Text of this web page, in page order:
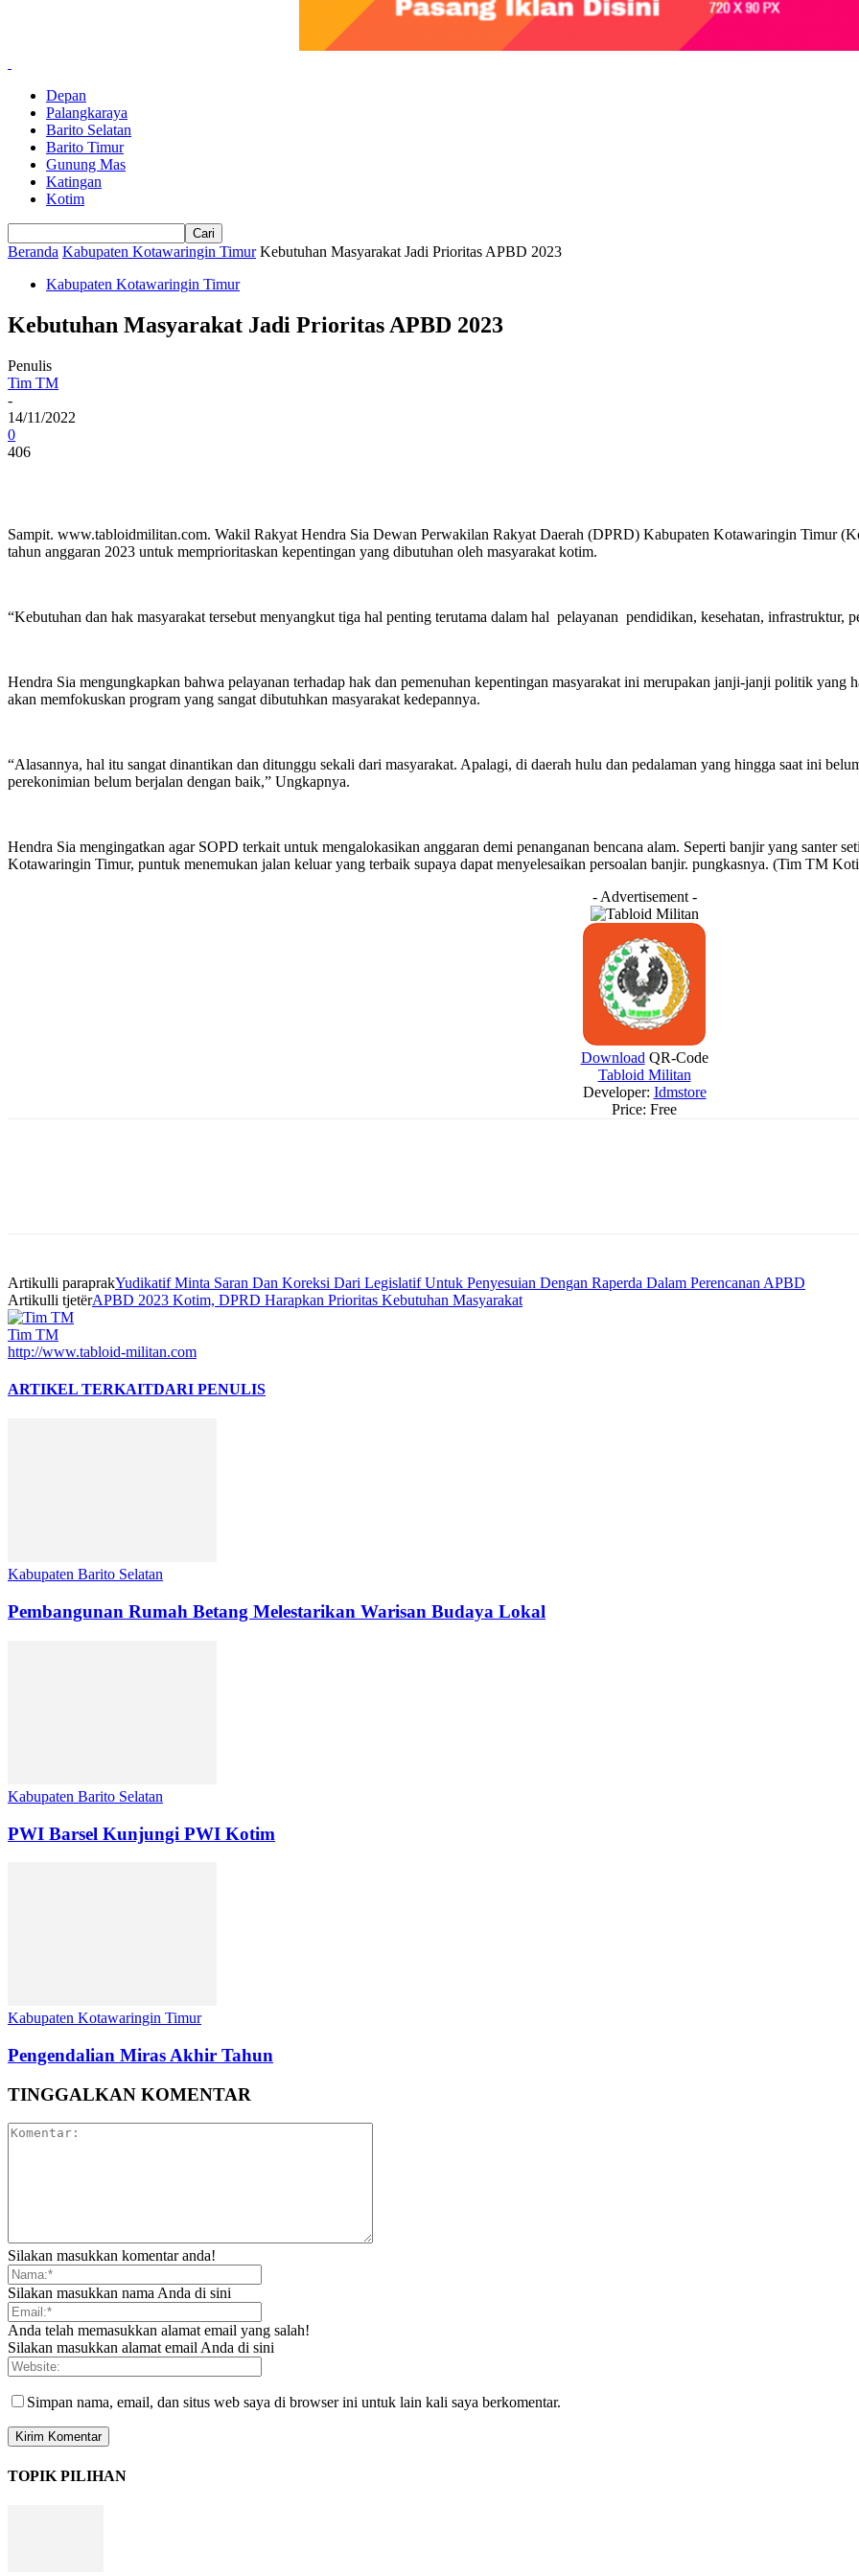
Depan
Palangkaraya
Barito Selatan
Barito Timur
Gunung Mas
Katingan
Kotim
Beranda Kabupaten Kotawaringin Timur Kebutuhan Masyarakat Jadi Prioritas APBD 2023
Kabupaten Kotawaringin Timur
Kebutuhan Masyarakat Jadi Prioritas APBD 2023
Penulis
Tim TM
-
14/11/2022
0
406
Sampit. www.tabloidmilitan.com. Wakil Rakyat Hendra Sia Dewan Perwakilan Rakyat Daerah (DPRD) Kabupaten Kotawaringin Timur
tahun anggaran 2023 untuk memprioritaskan kepentingan yang dibutuhan oleh masyarakat kotim.
“Kebutuhan dan hak masyarakat tersebut menyangkut tiga hal penting terutama dalam hal pelayanan pendidikan, kesehatan, infrastruktur,
Hendra Sia mengungkapkan bahwa pelayanan terhadap hak dan pemenuhan kepentingan masyarakat ini merupakan janji-janji politik yang
akan memfokuskan program yang sangat dibutuhkan masyarakat kedepannya.
“Alasannya, hal itu sangat dinantikan dan ditunggu sekali dari masyarakat. Apalagi, di daerah hulu dan pedalaman yang hingga saat ini
perekonimian belum berjalan dengan baik,” Ungkapnya.
Hendra Sia mengingatkan agar SOPD terkait untuk mengalokasikan anggaran demi penanganan bencana alam. Seperti banjir yang santer
Kotawaringin Timur, puntuk menemukan jalan keluar yang terbaik supaya dapat menyelesaikan persoalan banjir. pungkasnya. (Tim TM
- Advertisement -
Download QR-Code
Tabloid Militan
Developer: Idmstore
Price: Free
Artikulli paraprakYudikatif Minta Saran Dan Koreksi Dari Legislatif Untuk Penyesuian Dengan Raperda Dalam Perencanan APBD
Artikulli tjetërAPBD 2023 Kotim, DPRD Harapkan Prioritas Kebutuhan Masyarakat
Tim TM
http://www.tabloid-militan.com
ARTIKEL TERKAITDARI PENULIS
Kabupaten Barito Selatan
Pembangunan Rumah Betang Melestarikan Warisan Budaya Lokal
Kabupaten Barito Selatan
PWI Barsel Kunjungi PWI Kotim
Kabupaten Kotawaringin Timur
Pengendalian Miras Akhir Tahun
TINGGALKAN KOMENTAR
Silakan masukkan komentar anda!
Silakan masukkan nama Anda di sini
Anda telah memasukkan alamat email yang salah!
Silakan masukkan alamat email Anda di sini
Simpan nama, email, dan situs web saya di browser ini untuk lain kali saya berkomentar.
TOPIK PILIHAN